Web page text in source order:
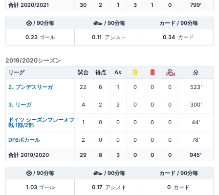
合計 2020/2021 30 2 1 3 1 0 799'
/ 90分毎 / 90分毎 カード / 90分毎
0.23ゴール 0.11 アシスト 0.34 カード
2019/2020シーズン
リーグ 試合 得点 As PEN 分
2. ブンデスリーガ 22 6 1 0 0 0 523'
3. リーガ 4 2 2 0 0 0 300'
ドイツ シーズンプレーオフ
戦 1部/2部 1 0 0 0 0 0 44'
DFBポカール 2 0 0 0 0 0 78'
合計 2019/2020 29 8 3 0 0 0 945'
/ 90分毎 / 90分毎 カード / 90分毎
1.03ゴール 0.17 アシスト 0 カード